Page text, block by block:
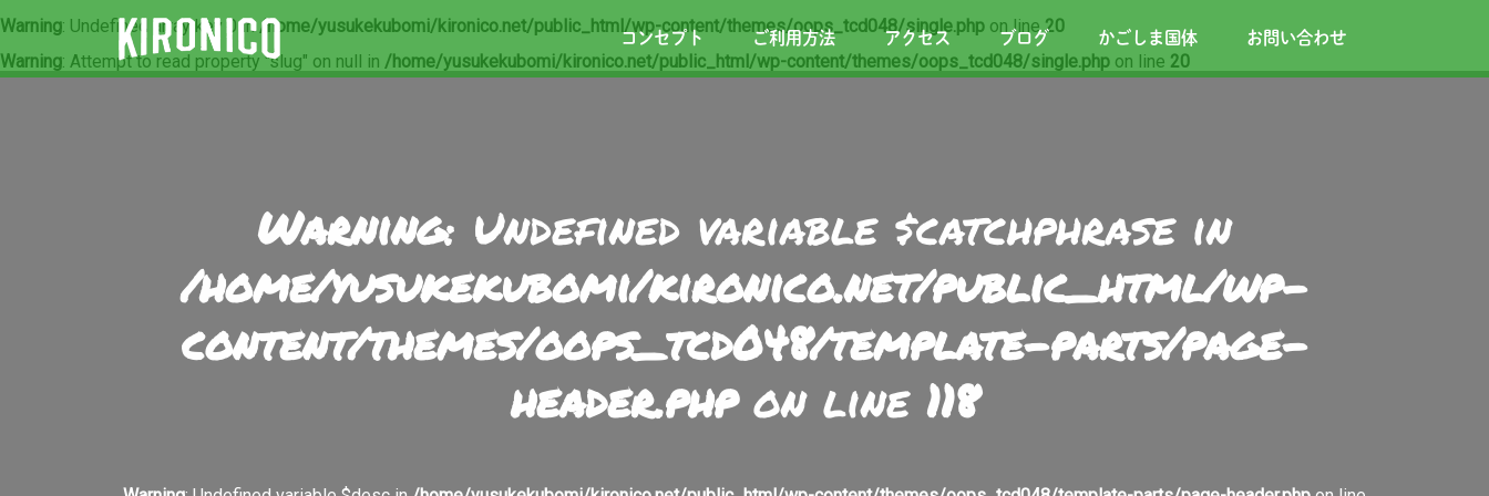
コンセプト ご利用方法 アクセス ブログ かごしま国体 お問い合わせ
Warning: Undefined array key 0 in/home/yusukekubomi/kironico.net/public_html/wp-content/themes/oops_tcd048/single.php on line20
Warning: Attempt to read property "slug" on null in /home/yusukekubomi/kironico.net/public_html/wp-content/themes/oops_tcd048/single.php on line 20
Warning: Undefined variable $catchphrase in
/home/yusukekubomi/kironico.net/public_html/wp-
content/themes/oops_tcd048/template-parts/page-
header.phpon line 118